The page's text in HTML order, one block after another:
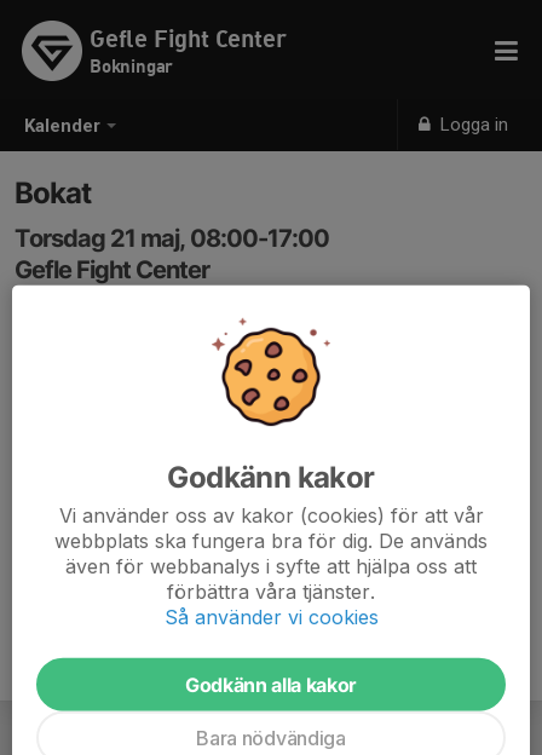
Kalender Logga in
Gefle Fight Center
Bokningar
Bokat
Torsdag 21 maj, 08:00-17:00
Gefle Fight Center
Godkänn kakor
Vi använder oss av kakor (cookies) för att vår
webbplats ska fungera bra för dig. De används
även för webbanalys i syfte att hjälpa oss att
förbättra våra tjänster.
Så använder vi cookies
Godkänn alla kakor
Bara nödvändiga